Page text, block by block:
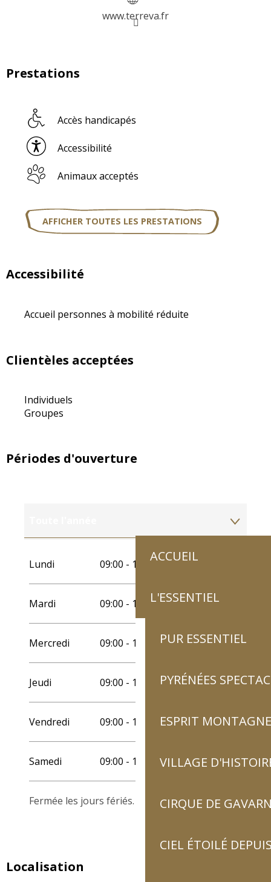
ACCUEIL
L'ESSENTIEL
PUR ESSENTIEL
PYRÉNÉES
ESPRIT MONTAGNE
VILLAGE
CIRQUE DE
CIEL ÉTOILÉ
www.terreva.fr
Prestations
Accès handicapés
Accessibilité
Animaux acceptés
AFFICHER TOUTES LES PRESTATIONS
Accessibilité
Accueil personnes à mobilité réduite
Clientèles acceptées
Individuels
Groupes
Périodes d'ouverture
Lundi 09:00 - 12:00 14:00 - 18:00
Mardi 09:00 - 12:00 14:00 - 18:00
Mercredi 09:00 - 12:00 14:00 - 18:00
Jeudi 09:00 - 12:00 14:00 - 18:00
Vendredi 09:00 - 12:00 14:00 - 18:00
Samedi 09:00 - 12:00 14:00 - 18:00
Fermée les jours fériés.
Localisation